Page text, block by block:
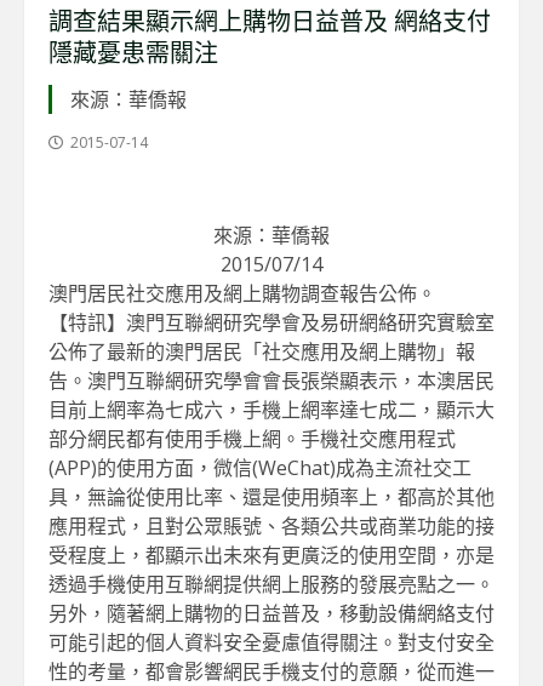
調查結果顯示網上購物日益普及 網絡支付
隱藏憂患需關注
來源：華僑報
2015-07-14
來源：華僑報
2015/07/14
澳門居民社交應用及網上購物調查報告公佈。
【特訊】澳門互聯網研究學會及易研網絡研究實驗室
公佈了最新的澳門居民「社交應用及網上購物」報
告。澳門互聯網研究學會會長張榮顯表示，本澳居民
目前上網率為七成六，手機上網率達七成二，顯示大
部分網民都有使用手機上網。手機社交應用程式
(APP)的使用方面，微信(WeChat)成為主流社交工
具，無論從使用比率、還是使用頻率上，都高於其他
應用程式，且對公眾賬號、各類公共或商業功能的接
受程度上，都顯示出未來有更廣泛的使用空間，亦是
透過手機使用互聯網提供網上服務的發展亮點之一。
另外，隨著網上購物的日益普及，移動設備網絡支付
可能引起的個人資料安全憂慮值得關注。對支付安全
性的考量，都會影響網民手機支付的意願，從而進一